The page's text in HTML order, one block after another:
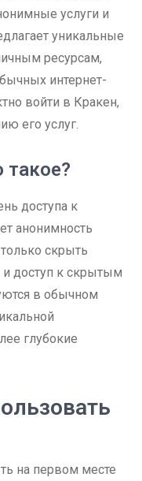
услуги и
уникальные
ресурсам,
интернет-
войти в Кракен,
его услуг.
такое?
доступа к
анонимность
скрыть
доступ к скрытым
в обычном
глубокие
на первом месте